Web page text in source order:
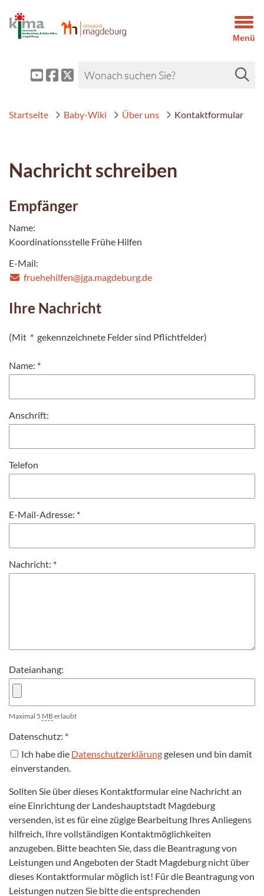
Menü
Startseite Baby-Wiki Über uns Kontaktformular
Nachricht schreiben
Empfänger
Name:
Koordinationsstelle Frühe Hilfen
E-Mail:
fruehehilfen@jga.magdeburg.de
Ihre Nachricht
(Mit * gekennzeichnete Felder sind Pflichtfelder)
Name: *
Anschrift:
Telefon
E-Mail-Adresse: *
Nachricht: *
Dateianhang:
Maximal 5 MB erlaubt
Datenschutz: *
Ich habe die Datenschutzerklärunggelesen und bin damit
einverstanden.
Sollten Sie über dieses Kontaktformular eine Nachricht an
eine Einrichtung der Landeshauptstadt Magdeburg
versenden, ist es für eine zügige Bearbeitung Ihres Anliegens
hilfreich, Ihre vollständigen Kontaktmöglichkeiten
anzugeben. Bitte beachten Sie, dass die Beantragung von
Leistungen und Angeboten der Stadt Magdeburg nicht über
dieses Kontaktformular möglich ist! Für die Beantragung von
Leistungen nutzen Sie bitte die entsprechenden